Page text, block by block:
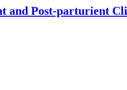
and Post-parturient